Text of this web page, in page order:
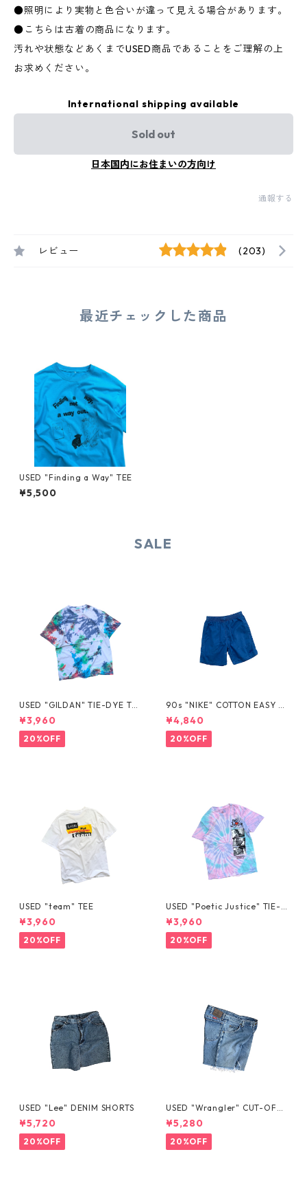
●照明により実物と色合いが違って見える場合があります。
●こちらは古着の商品になります。
汚れや状態などあくまでUSED商品であることをご理解の上
お求めください。
International shipping available
Sold out
日本国内にお住まいの方向け
通報する
レビュー (203)
最近チェックした商品
USED "Finding a Way" TEE
¥5,500
SALE
USED "GILDAN" TIE-DYE TE
E
¥3,960
20%OFF
90s "NIKE" COTTON EASY S
HORTS
¥4,840
20%OFF
USED "team" TEE
¥3,960
20%OFF
USED "Poetic Justice" TIE-D
YE TEE
¥3,960
20%OFF
USED "Lee" DENIM SHORTS
¥5,720
20%OFF
USED "Wrangler" CUT-OFF
DENIM SHORTS
¥5,280
20%OFF